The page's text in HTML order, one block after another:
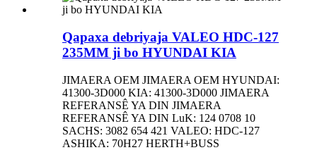
Qapaxa debriyaja VALEO HDC-127
235MM ji bo HYUNDAI KIA
JIMAERA OEM JIMAERA OEM HYUNDAI:
41300-3D000 KIA: 41300-3D000 JIMAERA
REFERANSÊ YA DIN JIMAERA
REFERANSÊ YA DIN LuK: 124 0708 10
SACHS: 3082 654 421 VALEO: HDC-127
ASHIKA: 70H27 HERTH+BUSS